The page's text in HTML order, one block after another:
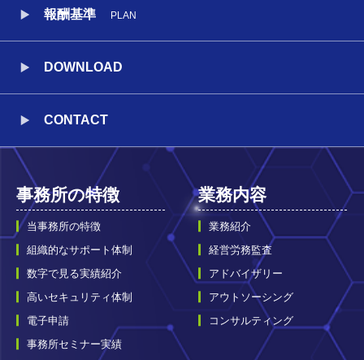
報酬基準 PLAN
DOWNLOAD
CONTACT
事務所の特徴
当事務所の特徴
組織的なサポート体制
数字で見る実績紹介
高いセキュリティ体制
電子申請
事務所セミナー実績
業務内容
業務紹介
経営労務監査
アドバイザリー
アウトソーシング
コンサルティング